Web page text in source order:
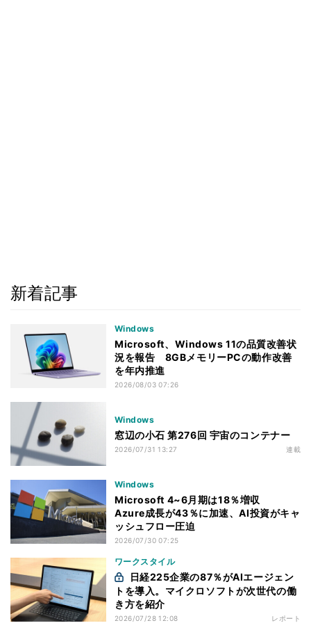
新着記事
Windows
Microsoft、Windows 11の品質改善状
況を報告 8GBメモリーPCの動作改善
を年内推進
2026/08/03 07:26
Windows
窓辺の小石 第276回 宇宙のコンテナー
2026/07/31 13:27 連載
Windows
Microsoft 4~6月期は18％増収
Azure成長が43％に加速、AI投資がキャ
ッシュフロー圧迫
2026/07/30 07:25
ワークスタイル
トを導入。マイクロソフトが次世代の働
き方を紹介
2026/07/28 12:08 レポート